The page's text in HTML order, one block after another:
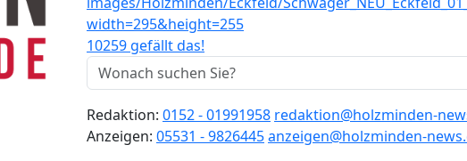
10259 gefällt das!
Redaktion: 0152 - 01991958 redaktion@holzminden-
Anzeigen: 05531 - 9826445anzeigen@holzminden-